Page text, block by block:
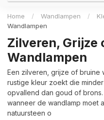
Home / Wandlampen /
Wandlampen
Zilveren, Grijze
Wandlampen
Een zilveren, grijze of bruine
rustige kleur zoekt die
opvallend dan goud of
wanneer de wandlamp moet
natuursteen o